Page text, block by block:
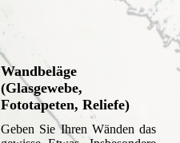
Wandbeläge
(Glasgewebe,
Fototapeten, Reliefe)
Geben Sie Ihren Wänden das